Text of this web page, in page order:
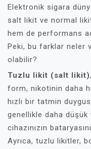
Elektronik sigara
salt likit ve normal
hem de performans
Peki, bu farklar neler
olabilir?
Tuzlu likit (salt likit)
form, nikotinin daha
hızlı bir tatmin
genellikle daha düşük
cihazınızın
Ayrıca, tuzlu likitler,